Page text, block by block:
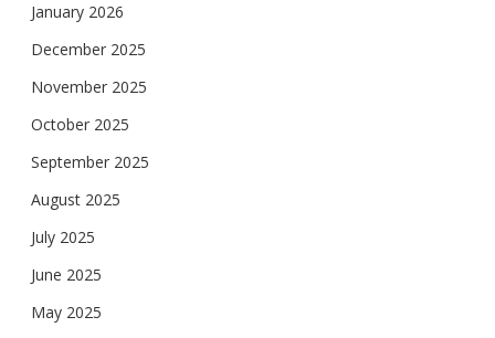
January 2026
December 2025
November 2025
October 2025
September 2025
August 2025
July 2025
June 2025
May 2025